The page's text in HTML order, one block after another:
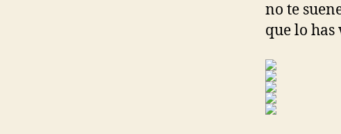
no te
que lo has